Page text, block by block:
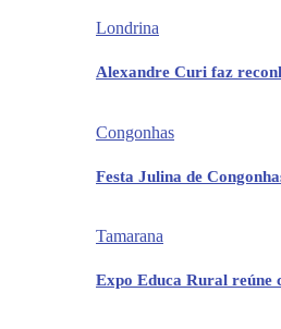
Londrina
Alexandre Curi faz
Congonhas
Festa Julina de
Tamarana
Expo Educa Rural reúne